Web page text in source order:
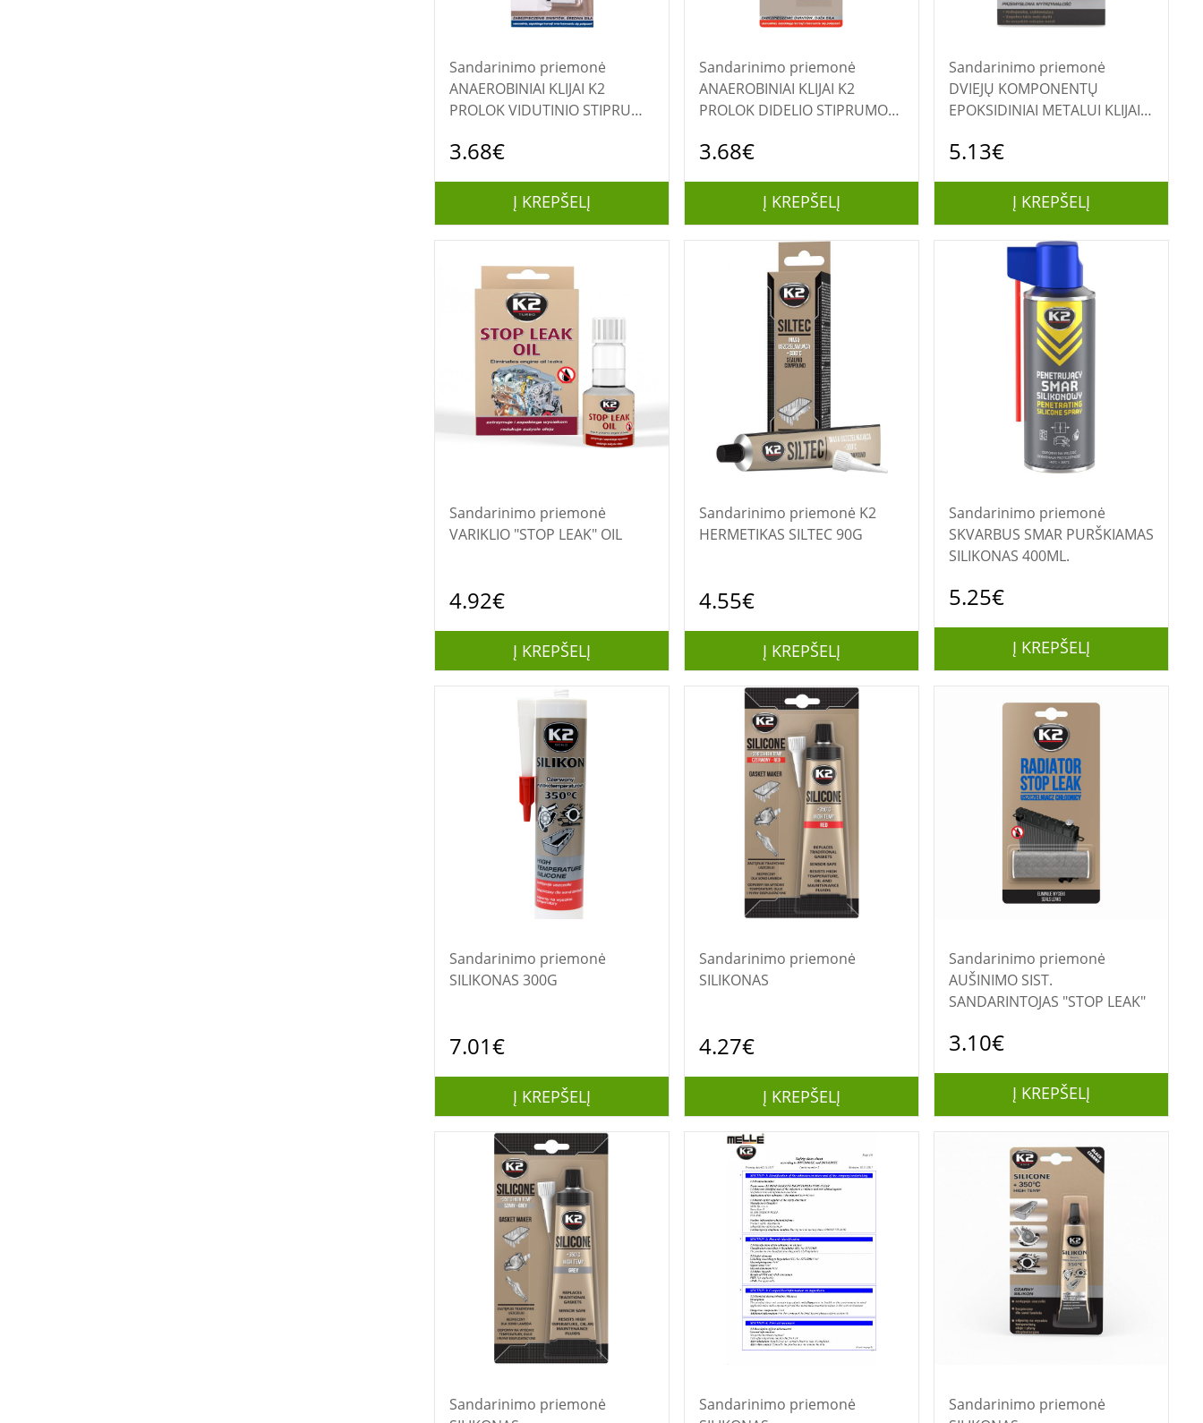
Sandarinimo priemonė
ANAEROBINIAI KLIJAI K2
PROLOK VIDUTINIO STIPRUMO
3.68€
Į KREPŠELĮ
Sandarinimo priemonė
ANAEROBINIAI KLIJAI K2
PROLOK DIDELIO STIPRUMO
3.68€
Į KREPŠELĮ
Sandarinimo priemonė
DVIEJŲ KOMPONENTŲ
EPOKSIDINIAI METALUI KLIJAI
5.13€
Į KREPŠELĮ
Sandarinimo priemonė
VARIKLIO "STOP LEAK" OIL
4.92€
Į KREPŠELĮ
Sandarinimo priemonė K2
HERMETIKAS SILTEC 90G
4.55€
Į KREPŠELĮ
Sandarinimo priemonė
SKVARBUS SMAR PURŠKIAMAS
SILIKONAS 400ML.
5.25€
Į KREPŠELĮ
Sandarinimo priemonė
SILIKONAS 300G
7.01€
Į KREPŠELĮ
Sandarinimo priemonė
SILIKONAS
4.27€
Į KREPŠELĮ
Sandarinimo priemonė
AUŠINIMO SIST.
SANDARINTOJAS "STOP LEAK"
3.10€
Į KREPŠELĮ
Sandarinimo priemonė
Sandarinimo priemonė
Sandarinimo priemonė